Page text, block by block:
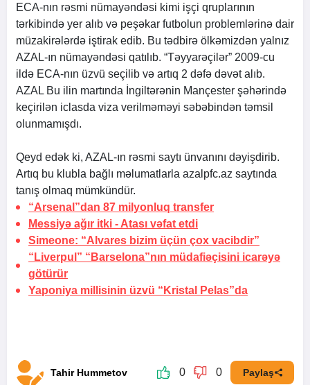
ECA-nın rəsmi nümayəndəsi kimi işçi qruplarının
tərkibində yer alıb və peşəkar futbolun problemlərinə dair
müzakirələrdə iştirak edib. Bu tədbirə ölkəmizdən yalnız
AZAL-ın nümayəndəsi qatılıb. “Təyyarəçilər” 2009-cu
ildə ECA-nın üzvü seçilib və artıq 2 dəfə dəvət alıb.
AZAL Bu ilin martında İngiltərənin Mançester şəhərində
keçirilən iclasda viza verilməməyi səbəbindən təmsil
olunmamışdı.
Qeyd edək ki, AZAL-ın rəsmi saytı ünvanını dəyişdirib.
Artıq bu klubla bağlı məlumatlarla azalpfc.az saytında
tanış olmaq mümkündür.
“Arsenal”dan 87 milyonluq transfer
Messiyə ağır itki - Atası vəfat etdi
Simeone: “Alvares bizim üçün çox vacibdir”
“Liverpul” “Barselona”nın müdafiəçisini icarəyə
götürür
Yaponiya millisinin üzvü “Kristal Pelas”da
Tahir Hummetov 0 0 Paylaş